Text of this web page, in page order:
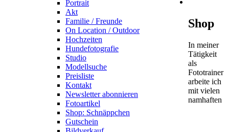
Portrait
Akt
Familie / Freunde
On Location / Outdoor
Hochzeiten
Hundefotografie
Studio
Modellsuche
Preisliste
Kontakt
Newsletter abonnieren
Fotoartikel
Shop: Schnäppchen
Gutschein
Shop
In meiner
Tätigkeit
als
Fototrainer
arbeite ich
mit vielen
namhaften